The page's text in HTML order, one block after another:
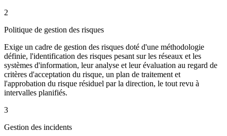
2
Politique de gestion des risques
Exige un cadre de gestion des risques doté d'une méthodologie
définie, l'identification des risques pesant sur les réseaux et les
systèmes d'information, leur analyse et leur évaluation au regard de
critères d'acceptation du risque, un plan de traitement et
l'approbation du risque résiduel par la direction, le tout revu à
intervalles planifiés.
3
Gestion des incidents